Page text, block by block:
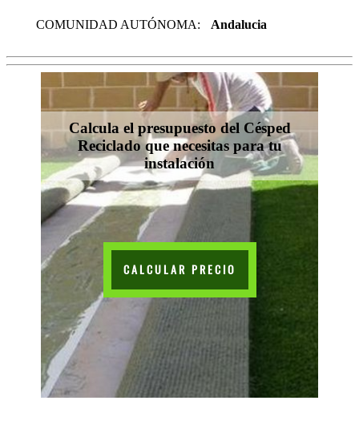
COMUNIDAD AUTÓNOMA: Andalucia
Calcula el presupuesto del Césped
Reciclado que necesitas para tu
instalación
CALCULAR PRECIO